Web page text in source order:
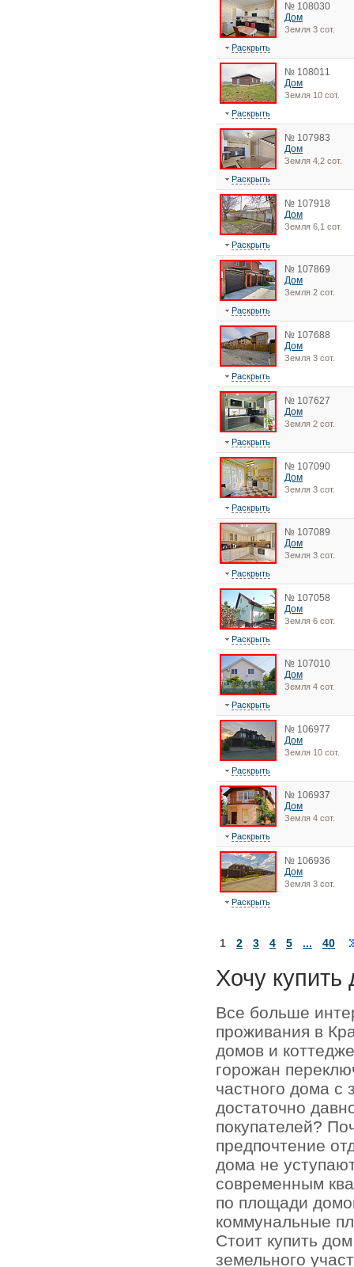
№ 108030
Дом
Земля 3 сот.
Раскрыть
№ 108011
Дом
Земля 10 сот.
Раскрыть
№ 107983
Дом
Земля 4,2 сот.
Раскрыть
№ 107918
Дом
Земля 6,1 сот.
Раскрыть
№ 107869
Дом
Земля 2 сот.
Раскрыть
№ 107688
Дом
Земля 3 сот.
Раскрыть
№ 107627
Дом
Земля 2 сот.
Раскрыть
№ 107090
Дом
Земля 3 сот.
Раскрыть
№ 107089
Дом
Земля 3 сот.
Раскрыть
№ 107058
Дом
Земля 6 сот.
Раскрыть
№ 107010
Дом
Земля 4 сот.
Раскрыть
№ 106977
Дом
Земля 10 сот.
Раскрыть
№ 106937
Дом
Земля 4 сот.
Раскрыть
№ 106936
Дом
Земля 3 сот.
Раскрыть
1 2 3 4 5 ... 40
Хочу купить
Все больше
проживания в
домов и
горожан
частного дома с
достаточно
покупателей?
предпочтение
дома не
современным
по площади
коммунальные
Стоит купить
земельного